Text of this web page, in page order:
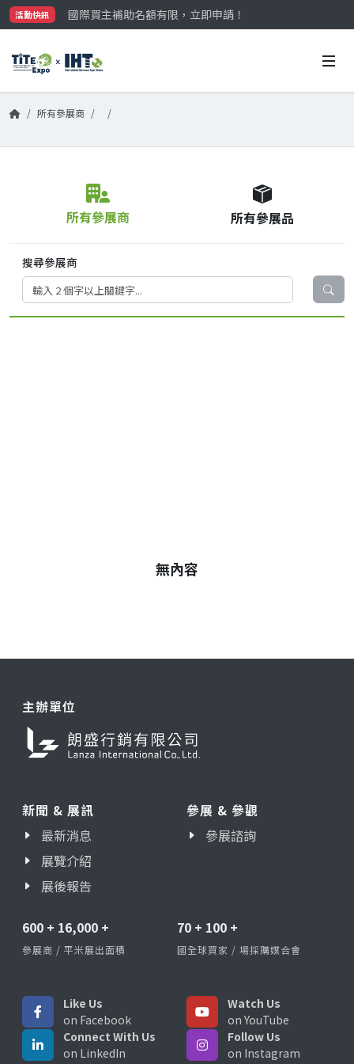
活動快訊
國際買主補助名額有限，立即申請！
參觀門票開放申請中‼️
國際買主補助名額有限，立即申請！
所有參展商
所有參展商 所有參展品
搜尋參展商
無內容
主辦單位
新聞 & 展訊
最新消息
展覽介紹
展後報告
參展 & 參觀
參展諮詢
600 + 16,000 +
參展商 / 平米展出面積
70 + 100 +
國全球買家 / 場採購媒合會
Like Us
on Facebook
Watch Us
on YouTube
Connect With Us
on LinkedIn
Follow Us
on Instagram